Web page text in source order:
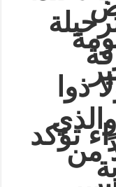
ذوا
تؤكد
من